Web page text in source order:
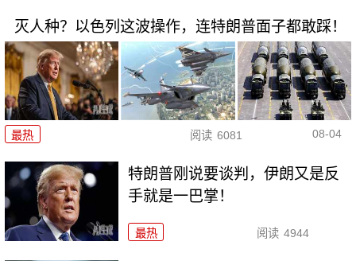
灭人种？以色列这波操作，连特朗普面子都敢踩！
最热 阅读 6081 08-04
特朗普刚说要谈判，伊朗又是反
手就是一巴掌！
最热 阅读 4944